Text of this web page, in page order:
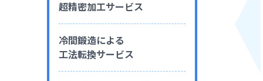
超精密加工サービス
冷間鍛造による
工法転換サービス